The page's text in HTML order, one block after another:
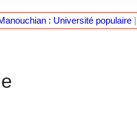
: Université populaire|